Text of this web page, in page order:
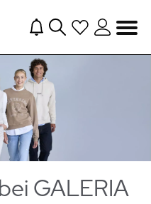
Navigation
GALERIA